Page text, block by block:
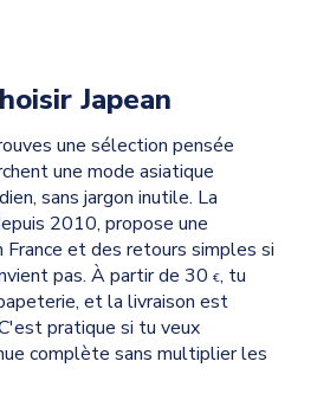
Japean
une sélection pensée
une mode asiatique
sans jargon inutile. La
2010, propose une
France et des retours simples si
pas. À partir de 30 €, tu
et la livraison est
pratique si tu veux
complète sans multiplier les